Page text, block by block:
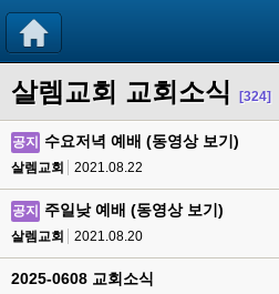
살렘교회 교회소식 [324]
공지 수요저녁 예배 (동영상 보기)
살렘교회 2021.08.22
공지 주일낮 예배 (동영상 보기)
살렘교회 2021.08.20
2025-0608 교회소식